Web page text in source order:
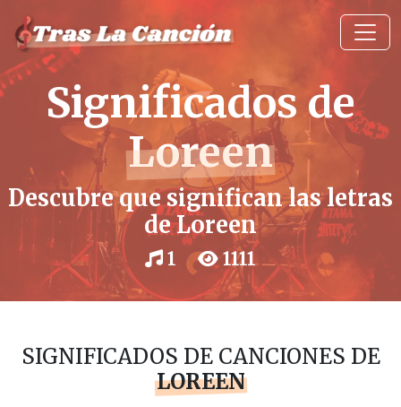
Significados de
Loreen
Descubre que significan las letras
de Loreen
1 1111
SIGNIFICADOS DE CANCIONES DE
LOREEN